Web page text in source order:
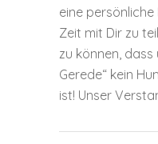
eine
Zeit mit Dir zu
zu können, dass
Gerede“ kein
ist! Unser